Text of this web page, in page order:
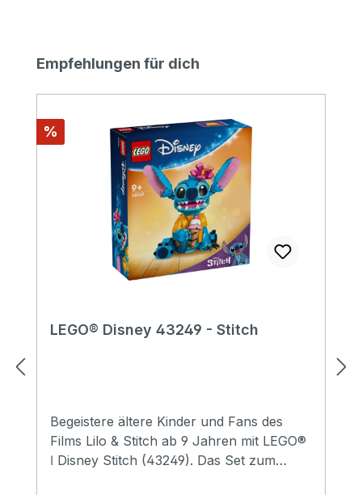
Produktgalerie überspringen
Empfehlungen für dich
Rabatt
%
LEGO® Disney 43249 - Stitch
Begeistere ältere Kinder und Fans des
Films Lilo & Stitch ab 9 Jahren mit LEGO®
ǀ Disney Stitch (43249). Das Set zum